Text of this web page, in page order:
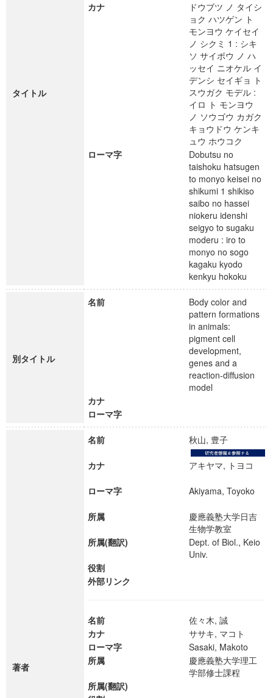
タイトル
カナ
ドウブツ ノ タイシ
ョク ハツゲン ト
モンヨウ ケイセイ
ノ シクミ 1 : シキ
ソ サイボウ ノ ハ
ッセイ ニオケル イ
デンシ セイギョ ト
スウガク モデル :
イロ ト モンヨウ
ノ ソウゴウ カガク
キョウドウ ケンキ
ュウ ホウコク
ローマ字
Dobutsu no
taishoku hatsugen
to monyo keisei no
shikumi 1 shikiso
saibo no hassei
niokeru idenshi
seigyo to sugaku
moderu : iro to
monyo no sogo
kagaku kyodo
kenkyu hokoku
別タイトル
名前
Body color and
pattern formations
in animals:
pigment cell
development,
genes and a
reaction-diffusion
model
カナ
ローマ字
著者
名前 秋山, 豊子
カナ アキヤマ, トヨコ
ローマ字 Akiyama, Toyoko
所属
慶應義塾大学日吉
生物学教室
所属(翻訳)
Dept. of Biol., Keio
Univ.
役割
外部リンク
名前
佐々木, 誠
カナ
ササキ, マコト
ローマ字
Sasaki, Makoto
所属
慶應義塾大学理工
学部修士課程
所属(翻訳)